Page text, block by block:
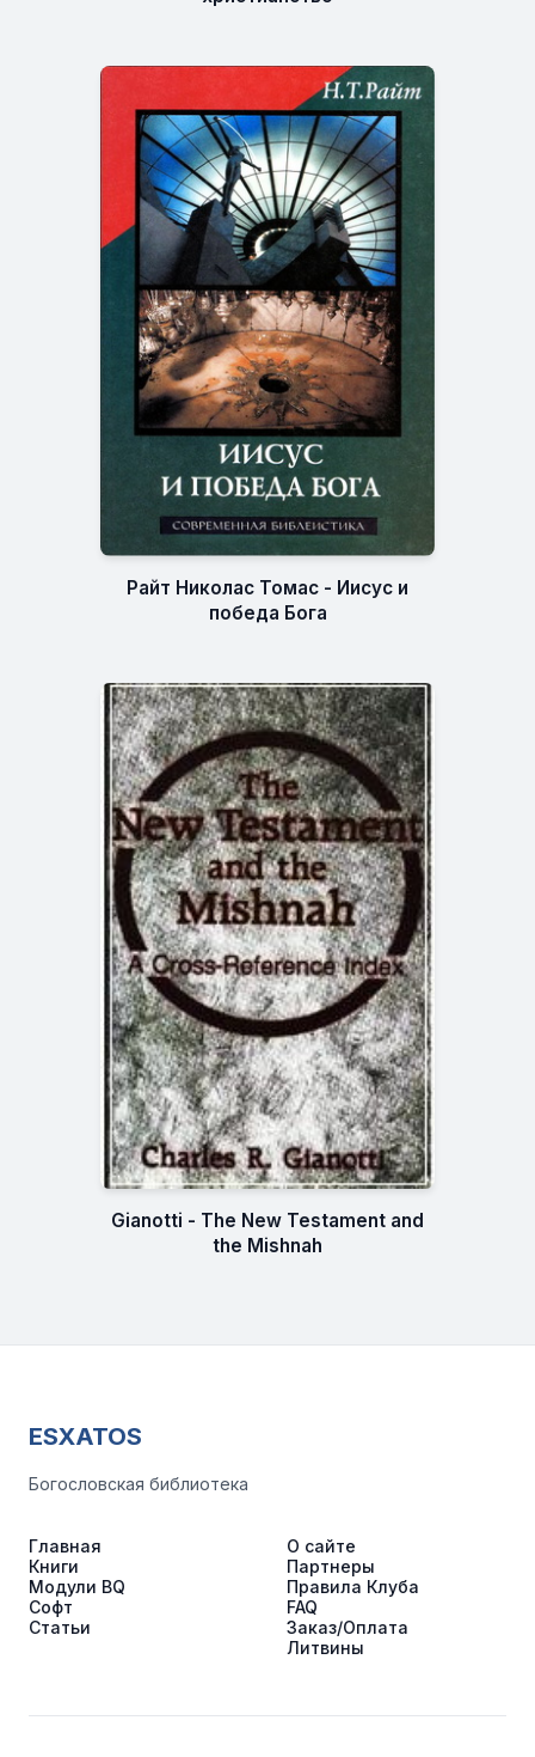
Райт Николас Томас - Иисус и
победа Бога
Gianotti - The New Testament and
the Mishnah
ESXATOS
Богословская библиотека
Главная
Книги
Модули BQ
Софт
Статьи
О сайте
Партнеры
Правила Клуба
FAQ
Заказ/Оплата
Литвины